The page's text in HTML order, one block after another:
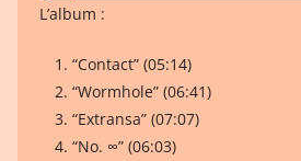
L’album :
“Contact” (05:14)
“Wormhole” (06:41)
“Extransa” (07:07)
“No. ∞” (06:03)